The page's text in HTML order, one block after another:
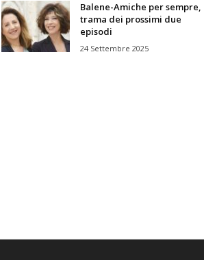
Balene-Amiche per sempre,
trama dei prossimi due
episodi
24 Settembre 2025